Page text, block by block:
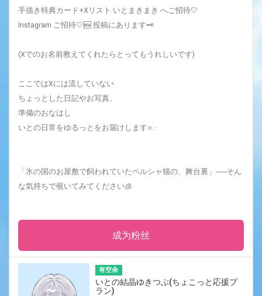
手描き特典カード+Xリスト いとまきまき へご招待🤍
Instagram ご招待‎🤍🆕 投稿にあります🗝
(Xでのお名前教えてくれたらとってもうれしいです)
ここではXには流していない
ちょっとした日記やお写真、
準備のおなはし
いとの日常をゆるっとをお届けします⟡.·
「氷の国のお屋敷で飼われていたペルシャ猫の、舞台裏」──そん
な気持ちで覗いてみてください🧊
成为粉丝
有空余
いとの結晶ゆきつぶ(ちょこっと応援プ
ラン)